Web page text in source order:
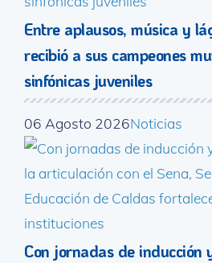
Entre aplausos, música y
recibió a sus campeones
sinfónicas juveniles
06 Agosto 2026Noticias
Con jornadas de inducción